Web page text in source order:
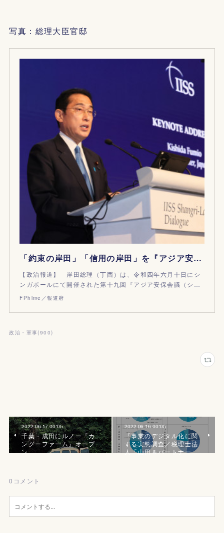
写真：総理大臣官邸
「約束の岸田」「信用の岸田」を『アジア安保会議』へ売り込む
【政治報道】 岸田総理（丁酉）は、令和四年六月十日にシ
ンガポールにて開催された第十九回『アジア安保会議（シ…
FPhime／報道府
政治・軍事(900)
2022.06.17 00:05
千葉・成田にルノー『カ
ングーファーム』オープ
ン
2022.06.16 00:05
『事業のデジタル化に関
する実態調査／税理士法
人「山田＆パートナー…
0 コメント